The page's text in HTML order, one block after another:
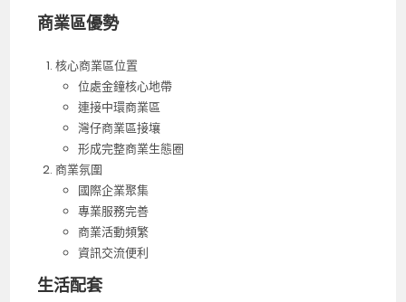
商業區優勢
核心商業區位置
位處金鐘核心地帶
連接中環商業區
灣仔商業區接壤
形成完整商業生態圈
商業氛圍
國際企業聚集
專業服務完善
商業活動頻繁
資訊交流便利
生活配套